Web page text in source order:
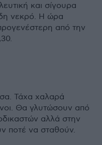
και σίγουρα
νεκρό. Η ώρα
από την
Τάχα χαλαρά
Θα γλυτώσουν από
αλλά στην
ποτέ να σταθούν.